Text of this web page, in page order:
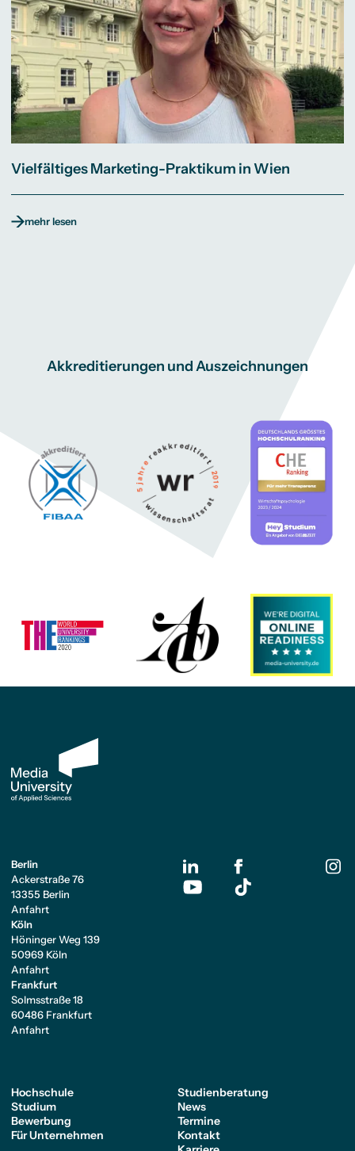
Vielfältiges Marketing-Praktikum in Wien
mehr lesen
Akkreditierungen und Auszeichnungen
Berlin
Ackerstraße 76
13355 Berlin
Anfahrt
Köln
Höninger Weg 139
50969 Köln
Anfahrt
Frankfurt
Solmsstraße 18
60486 Frankfurt
Anfahrt
Hochschule
Studium
Bewerbung
Für Unternehmen
Studienberatung
News
Termine
Kontakt